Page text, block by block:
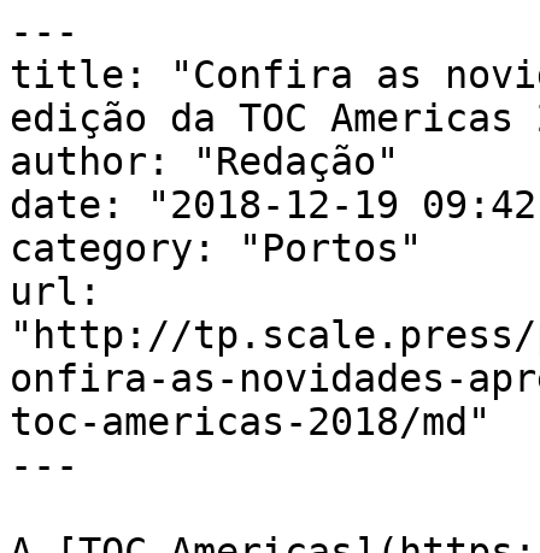
---
title: "Confira as
edição da TOC Americas
author: "Redação"
date: "2018-12-19
category: "Portos"
url:
"http://tp.scale.press/
onfira-as-novidades-
toc-americas-2018/md"
---